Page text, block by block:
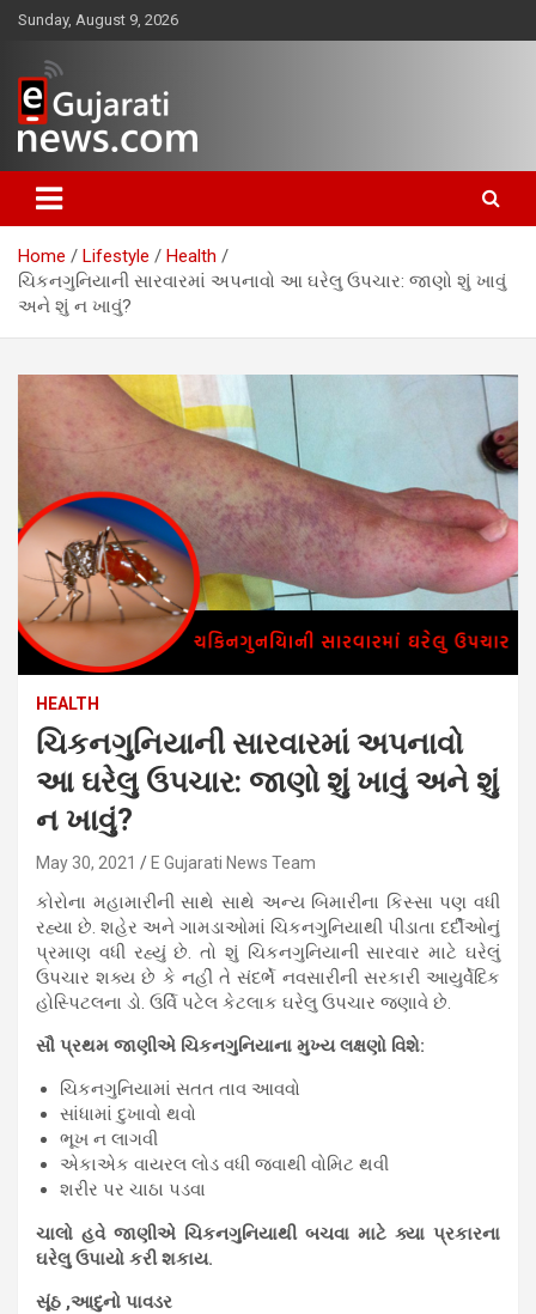
Skip
content
Sunday, August 9, 2026
ગુજરાત તેમજ દેશ-વિદેશના ગુજરાતી
સમાચાર માટેનું વિશ્વસનીય ગુજરાતી
ન્યૂઝ પોર્ટલ
Home Lifestyle
Health
ચિકનગુનિયાની સારવારમાં અપનાવો આ ઘરેલુ ઉપચાર: જાણો શું ખાવું
અને શું ન ખાવું?
HEALTH
ચિકનગુનિયાની સારવારમાં અપનાવો
આ ઘરેલુ ઉપચાર: જાણો શું ખાવું અને શું
ન ખાવું?
May 30, 2021 E Gujarati News Team
કોરોના મહામારીની સાથે સાથે અન્ય બિમારીના કિસ્સા પણ વધી
રહ્યા છે. શહેર અને ગામડાઓમાં ચિકનગુનિયાથી પીડાતા દર્દીઓનું
પ્રમાણ વધી રહ્યું છે. તો શું ચિકનગુનિયાની સારવાર માટે ઘરેલું
ઉપચાર શક્ય છે કે નહીં તે સંદર્ભે નવસારીની સરકારી આયુર્વેદિક
હોસ્પિટલના ડો. ઉર્વિ પટેલ કેટલાક ઘરેલુ ઉપચાર જણાવે છે.
સૌ પ્રથમ જાણીએ ચિકનગુનિયાના મુખ્ય લક્ષણો વિશે:
ચિકનગુનિયામાં સતત તાવ આવવો
સાંધામાં દુખાવો થવો
ભૂખ ન લાગવી
એકાએક વાયરલ લોડ વધી જવાથી વોમિટ થવી
શરીર પર ચાઠા પડવા
ચાલો હવે જાણીએ ચિકનગુનિયાથી બચવા માટે ક્યા પ્રકારના
ઘરેલુ ઉપાયો કરી શકાય.
સૂંઠ ,આદુનો પાવડર